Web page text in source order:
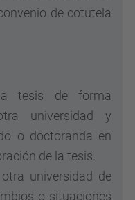
de cotutela
tesis de forma
universidad y
o doctoranda en
de la tesis.
universidad de
o situaciones